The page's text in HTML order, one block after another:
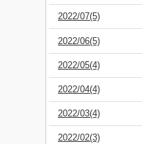
2022/07(5)
2022/06(5)
2022/05(4)
2022/04(4)
2022/03(4)
2022/02(3)